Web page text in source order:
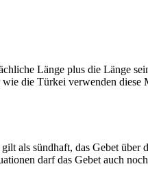
Länge plus die Länge
die Türkei verwenden diese
als sündhaft, das Gebet über
darf das Gebet auch